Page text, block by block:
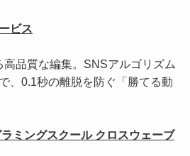
ビス
品質な編集。SNSアルゴリズム
、0.1秒の離脱を防ぐ「勝てる動
ミングスクール クロスウェーブ